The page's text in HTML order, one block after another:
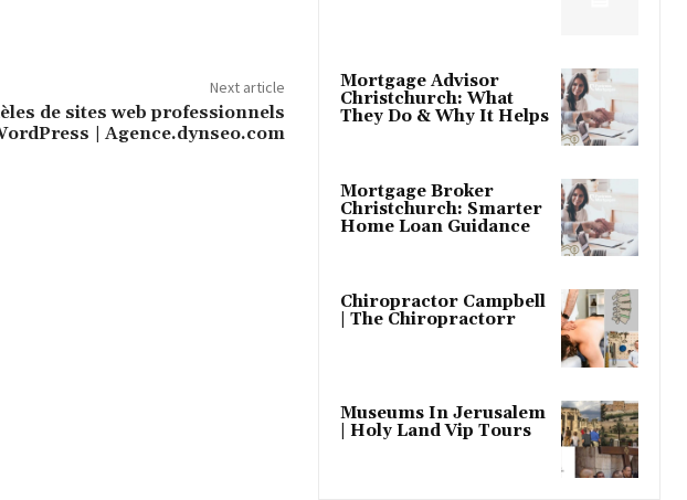
Next article
de sites web professionnels
| Agence.dynseo.com
Mortgage Advisor
Christchurch: What
They Do & Why It Helps
Mortgage Broker
Christchurch: Smarter
Home Loan Guidance
Chiropractor Campbell
| The Chiropractorr
Museums In Jerusalem
| Holy Land Vip Tours